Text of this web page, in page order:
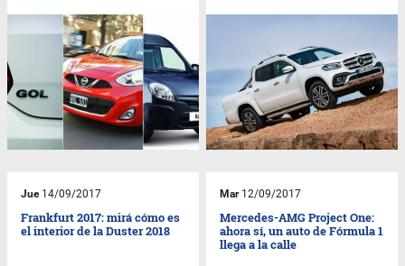
Jue14/09/2017
Frankfurt 2017: mirá cómo es
el interior de la Duster 2018
Mar12/09/2017
Mercedes-AMG Project One:
ahora sí, un auto de Fórmula 1
llega a la calle